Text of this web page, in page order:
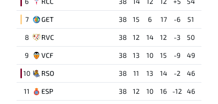
7 GET 38 15 6 17 -6 51
8 RVC 38 12 14 12 -3 50
9 VCF 38 13 10 15 -9 49
10 RSO 38 11 13 14 -2 46
11 ESP 38 12 10 16 -12 46